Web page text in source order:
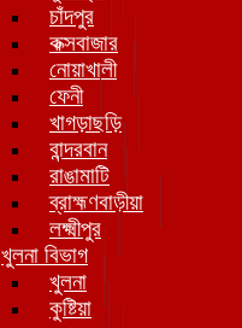
চাঁদপুর
কক্সবাজার
নোয়াখালী
ফেনী
খাগড়াছড়ি
বান্দরবান
রাঙামাটি
ব্রাহ্মণবাড়ীয়া
লক্ষ্মীপুর
খুলনা বিভাগ
খুলনা
কুষ্টিয়া